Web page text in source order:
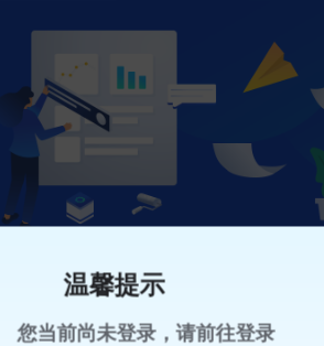
温馨提示
您当前尚未登录，请前往登录